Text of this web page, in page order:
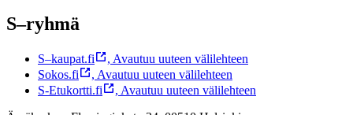
S–ryhmä
S–kaupat.fi , Avautuu uuteen välilehteen
Sokos.fi
, Avautuu uuteen välilehteen
S-Etukortti.fi
, Avautuu uuteen välilehteen